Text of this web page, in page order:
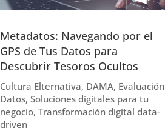
Metadatos: Navegando por el
GPS de Tus Datos para
Descubrir Tesoros Ocultos
Cultura Elternativa, DAMA, Evaluación
Datos,Soluciones digitales para tu
negocio,Transformación digital data-
driven